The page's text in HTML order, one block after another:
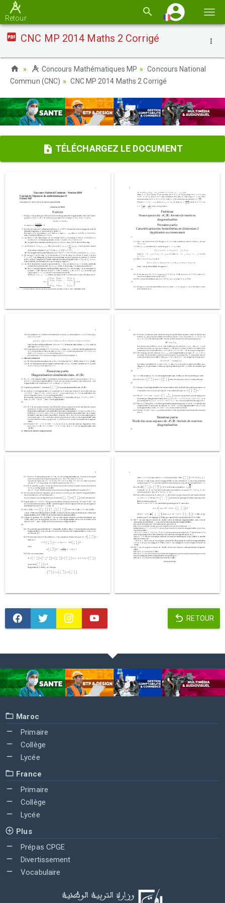
la
Retour
CNC MP 2014 Maths 2 Corrigé
Concours Mathématiques MP
Concours National
Commun (CNC)
CNC MP 2014 Maths 2 Corrigé
TÉLÉCHARGEZ LE DOCUMENT
RETOUR
Maroc
Primaire
Collège
Lycée
France
Primaire
Collège
Lycée
Plus
Prépas CPGE
Divertissement
Vocabulaire